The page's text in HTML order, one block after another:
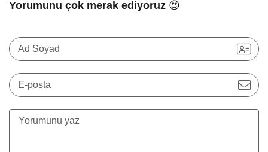
Yorumunu çok merak ediyoruz 😍
Ad Soyad
E-posta